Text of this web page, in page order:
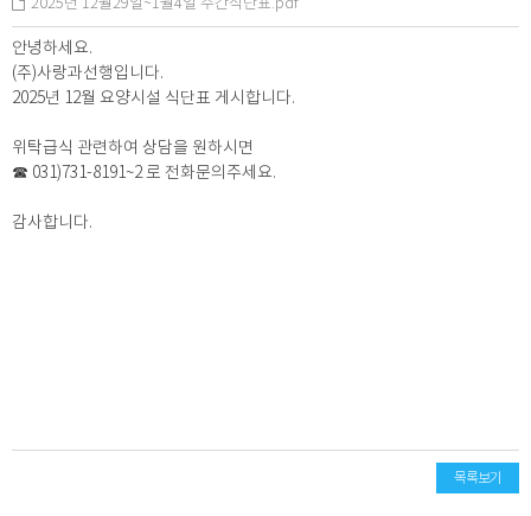
2025년 12월29일~1월4일 주간식단표.pdf
안녕하세요.
(주)사랑과선행입니다.
2025년 12월 요양시설 식단표 게시합니다.
위탁급식 관련하여 상담을 원하시면
☎ 031)731-8191~2 로 전화문의주세요.
감사합니다.